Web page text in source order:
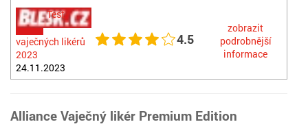
Test
vaječných likérů
2023
24.11.2023
4.5
zobrazit
podrobnější
informace
Alliance Vaječný likér Premium Edition